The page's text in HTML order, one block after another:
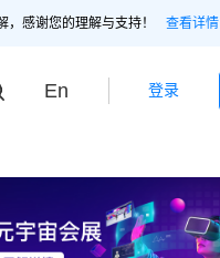
感谢您的理解与支持！ 查看详情
En 登录